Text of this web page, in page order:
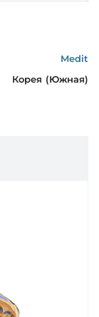
Medit
Корея (Южная)